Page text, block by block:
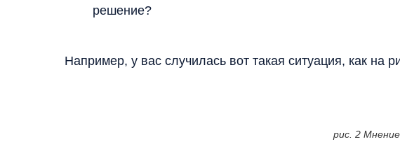
решение?
Например, у вас случилась вот такая ситуация, как на
рис. 2